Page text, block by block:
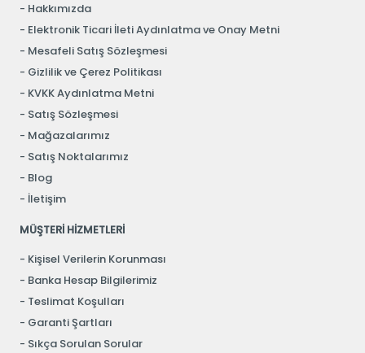
Hakkımızda
Elektronik Ticari İleti Aydınlatma ve Onay Metni
Mesafeli Satış Sözleşmesi
Gizlilik ve Çerez Politikası
KVKK Aydınlatma Metni
Satış Sözleşmesi
Mağazalarımız
Satış Noktalarımız
Blog
İletişim
MÜŞTERİ HİZMETLERİ
Kişisel Verilerin Korunması
Banka Hesap Bilgilerimiz
Teslimat Koşulları
Garanti Şartları
Sıkça Sorulan Sorular